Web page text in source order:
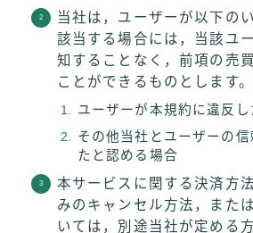
当社は，ユーザーが以下の
該当する場合には，当該ユ
知することなく，前項の売
ことができるものとします。
ユーザーが本規約に違反し
その他当社とユーザーの
たと認める場合
本サービスに関する決済方
みのキャンセル方法，また
いては，別途当社が定める